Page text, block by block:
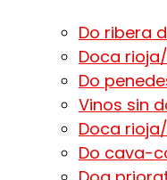
Do ribera
Doca
Do
Vinos sin
Doca
Do cava-